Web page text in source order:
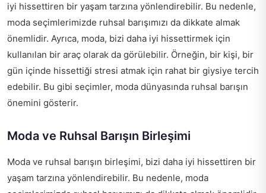
iyi hissettiren bir yaşam tarzına yönlendirebilir. Bu nedenle,
moda seçimlerimizde ruhsal barışımızı da dikkate almak
önemlidir. Ayrıca, moda, bizi daha iyi hissettirmek için
kullanılan bir araç olarak da görülebilir. Örneğin, bir kişi, bir
gün içinde hissettiği stresi atmak için rahat bir giysiye tercih
edebilir. Bu gibi seçimler, moda dünyasında ruhsal barışın
önemini gösterir.
Moda ve Ruhsal Barışın Birleşimi
Moda ve ruhsal barışın birleşimi, bizi daha iyi hissettiren bir
yaşam tarzına yönlendirebilir. Bu nedenle, moda